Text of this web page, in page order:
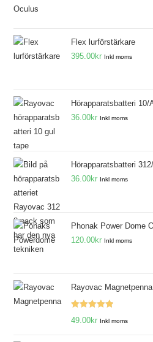
Flex lurförstärkare
395.00kr Inkl moms
Hörapparatsbatteri
36.00kr Inkl moms
Hörapparatsbatteri
36.00kr Inkl moms
Phonak Power Dome
120.00kr Inkl moms
Rayovac Magnetpenna
Betygsatt
49.00kr Inkl moms